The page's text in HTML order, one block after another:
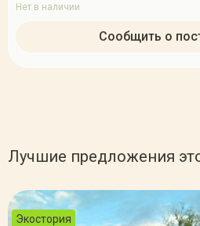
Нет в наличии
Сообщить о
Лучшие предложения
Экостория